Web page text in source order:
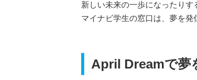
新しい未来の一歩になったりす
マイナビ学生の窓口は、夢を発
April Dreamで夢